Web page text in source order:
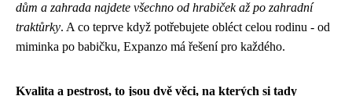
dům a zahrada najdete všechno od hrabiček až po zahradní
traktůrky. A co teprve když potřebujete obléct celou rodinu - od
miminka po babičku, Expanzo má řešení pro každého.
Kvalita a pestrost, to jsou dvě věci, na kterých si tady